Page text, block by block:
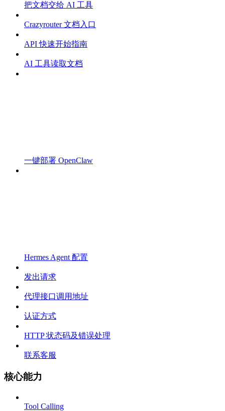
把文档交给 AI 工具
Crazyrouter 文档入口
API 快速开始指南
AI 工具读取文档
一键部署 OpenClaw
Hermes Agent 配置
发出请求
代理接口调用地址
认证方式
HTTP 状态码及错误处理
联系客服
核心能力
Tool Calling